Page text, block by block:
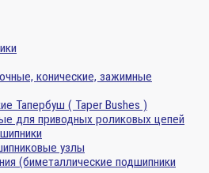
конические, зажимные
Тапербуш ( Taper Bushes )
для приводных роликовых цепей
узлы
(биметаллические подшипники